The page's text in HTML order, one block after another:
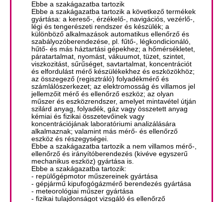
Ebbe a szakágazatba tartozik
Ebbe a szakágazatba tartozik a következő termékek
gyártása: a kereső-, érzékelő-, navigációs, vezérlő-,
légi és tengerészeti rendszer és készülék; a
különböző alkalmazások automatikus ellenőrző és
szabályozóberendezése, pl. fűtő-, légkondicionáló,
hűtő- és más háztartási gépekhez; a hőmérsékletet,
páratartalmat, nyomást, vákuumot, tüzet, szintet,
viszkozitást, sűrűséget, savtartalmat, koncentrációt
és elfordulást mérő készülékekhez és eszközökhöz;
az összegező (regisztráló) folyadékmérő és
számlálószerkezet; az elektromosság és villamos jel
jellemzőit mérő és ellenőrző eszköz; az olyan
műszer és eszközrendszer, amelyet mintavétel útján
szilárd anyag, folyadék, gáz vagy összetett anyag
kémiai és fizikai összetevőinek vagy
koncentrációjának laboratóriumi analizálására
alkalmaznak; valamint más mérő- és ellenőrző
eszköz és részegységei.
Ebbe a szakágazatba tartozik a nem villamos mérő-,
ellenőrző és irányítóberendezés (kivéve egyszerű
mechanikus eszköz) gyártása is.
Ebbe a szakágazatba tartozik:
- repülőgépmotor műszereinek gyártása
- gépjármű kipufogógázmérő berendezés gyártása
- meteorológiai műszer gyártása
- fizikai tulajdonságot vizsgáló és ellenőrző